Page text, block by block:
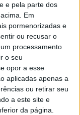
e pela parte dos
Em
pormenorizadas e
ou recusar o
processamento
o seu
opor a esse
aplicadas apenas a
ou retirar seu
a este site e
da página.
algumas
no Ricardo
e também dar
melhorar
últimos três
a subviragem
volta 8 ou 9.